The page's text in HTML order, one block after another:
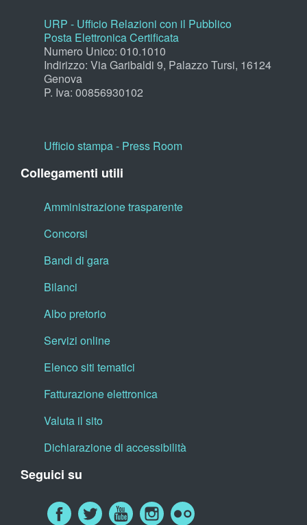
URP - Ufficio Relazioni con il Pubblico
Posta Elettronica Certificata
Numero Unico: 010.1010
Indirizzo: Via Garibaldi 9, Palazzo Tursi, 16124
Genova
P. Iva: 00856930102
Ufficio stampa - Press Room
Collegamenti utili
Amministrazione trasparente
Concorsi
Bandi di gara
Bilanci
Albo pretorio
Servizi online
Elenco siti tematici
Fatturazione elettronica
Valuta il sito
Dichiarazione di accessibilità
Seguici su